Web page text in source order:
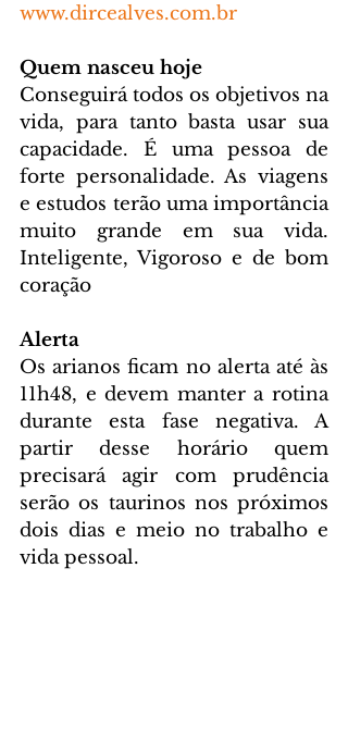
www.dircealves.com.br
Quem nasceu hoje
Conseguirá todos os objetivos na
vida, para tanto basta usar sua
capacidade. É uma pessoa de
forte personalidade. As viagens
e estudos terão uma importância
muito grande em sua vida.
Inteligente, Vigoroso e de bom
coração
Alerta
Os arianos ficam no alerta até às
11h48, e devem manter a rotina
durante esta fase negativa. A
partir desse horário quem
precisará agir com prudência
serão os taurinos nos próximos
dois dias e meio no trabalho e
vida pessoal.